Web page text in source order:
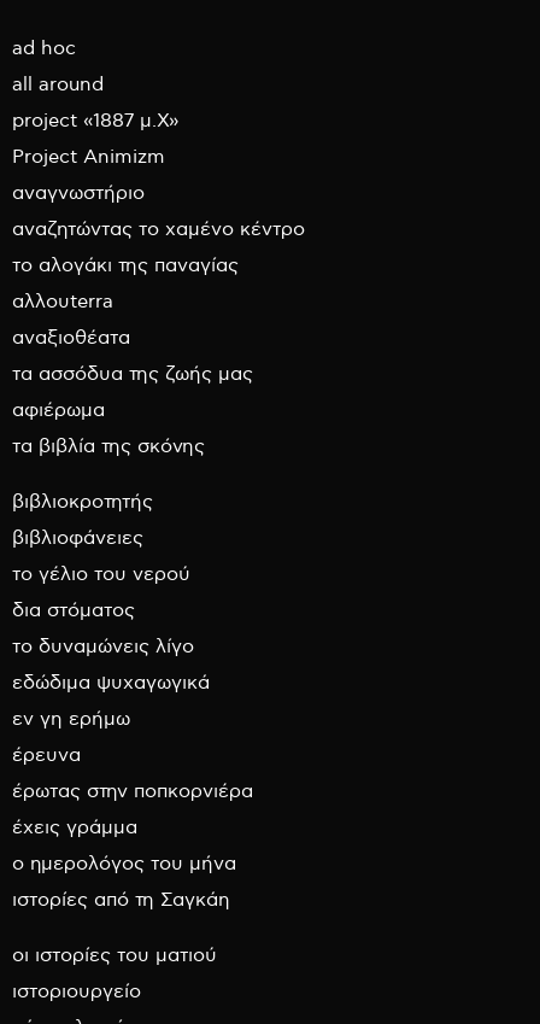
ad hoc
all around
project «1887 μ.Χ»
Project Animizm
αναγνωστήριο
αναζητώντας το χαμένο κέντρο
το αλογάκι της παναγίας
αλλουterra
αναξιοθέατα
τα ασσόδυα της ζωής μας
αφιέρωμα
τα βιβλία της σκόνης
βιβλιοκροτητής
βιβλιοφάνειες
το γέλιο του νερού
δια στόματος
το δυναμώνεις λίγο
εδώδιμα ψυχαγωγικά
εν γη ερήμω
έρευνα
έρωτας στην ποπκορνιέρα
έχεις γράμμα
ο ημερολόγος του μήνα
ιστορίες από τη Σαγκάη
οι ιστορίες του ματιού
ιστοριουργείο